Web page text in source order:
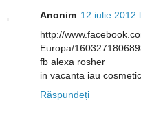
Anonim 12 iulie 2012
http://
Europa/
fb alexa rosher
in vacanta iau
Răspundeți